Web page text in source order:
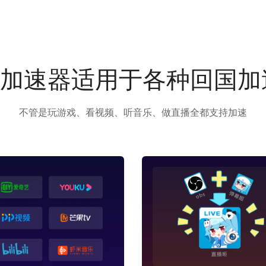
速器适用于各种回国
不管是玩游戏、看视频、听音乐、做直播全都支持加速